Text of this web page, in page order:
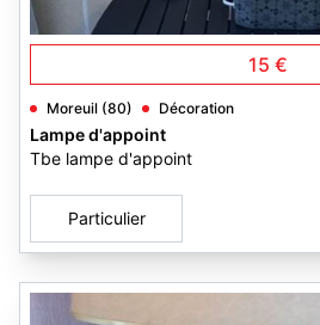
15 €
Moreuil (80) Décoration
Lampe d'appoint
Tbe lampe d'appoint
Particulier